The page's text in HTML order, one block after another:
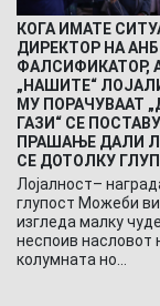
КОГА ИМАТЕ
ДИРЕКТОР НА АНБ
ФАЛСИФИКАТОР,
„НАШИТЕ“
МУ ПОРАЧУВААТ
ГАЗИ“ СЕ
ПРАШАЊЕ ДАЛИ
СЕ ДОТОЛКУ
Лојалност–
глупост Можеби ви
изгледа малку
неспоив насловот
колумната но…